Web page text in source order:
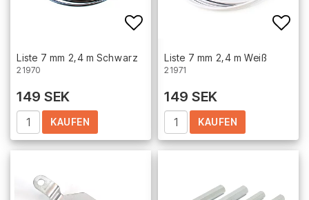
Add to list of favorites
Liste 7 mm 2,4 m Schwarz
21970
149 SEK
KAUFEN
Liste 7 mm 2,4 m Weiß
21971
149 SEK
KAUFEN